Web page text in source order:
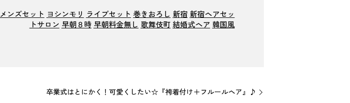
メンズセット ヨシンモリ ライブセット 巻きおろし 新宿 新宿ヘアセッ
トサロン 早朝８時 早朝料金無し 歌舞伎町 結婚式ヘア 韓国風
卒業式はとにかく！可愛くしたい☆『袴着付け＋フルールヘア』♪